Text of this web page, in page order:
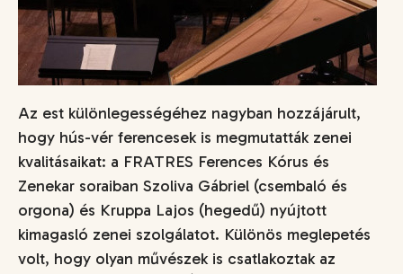
Az est különlegességéhez nagyban hozzájárult,
hogy hús-vér ferencesek is megmutatták zenei
kvalitásaikat: a FRATRES Ferences Kórus és
Zenekar soraiban Szoliva Gábriel (csembaló és
orgona) és Kruppa Lajos (hegedű) nyújtott
kimagasló zenei szolgálatot. Különös meglepetés
volt, hogy olyan művészek is csatlakoztak az